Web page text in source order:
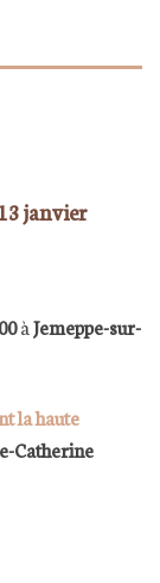
janvier
àJemeppe-sur-
la haute
Catherine